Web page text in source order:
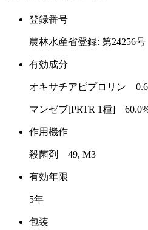
登録番号
農林水産省登録: 第24256号
有効成分
オキサチアピプロリン
マンゼブ[PRTR 1種]
作用機作
殺菌剤 49, M3
有効年限
5年
包装